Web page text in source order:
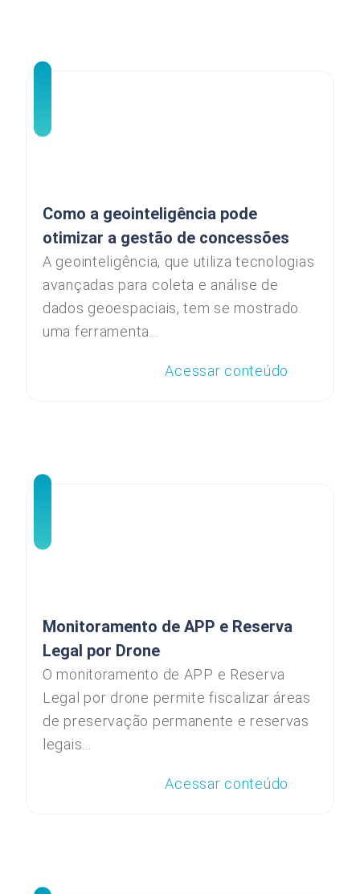
Como a geointeligência pode
otimizar a gestão de concessões
A geointeligência, que utiliza tecnologias
avançadas para coleta e análise de
dados geoespaciais, tem se mostrado
uma ferramenta...
Acessar conteúdo
Monitoramento de APP e Reserva
Legal por Drone
O monitoramento de APP e Reserva
Legal por drone permite fiscalizar áreas
de preservação permanente e reservas
legais...
Acessar conteúdo